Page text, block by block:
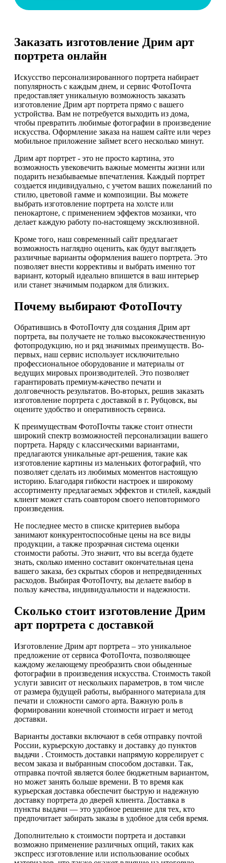
Заказать изготовление Дрим арт
портрета онлайн
Искусство персонализированного портрета набирает
популярность с каждым днем, и сервис ФотоПочта
предоставляет уникальную возможность заказать
изготовление Дрим арт портрета прямо с вашего
устройства. Вам не потребуется выходить из дома,
чтобы превратить любимые фотографии в произведение
искусства. Оформление заказа на нашем сайте или через
мобильное приложение займет всего несколько минут.
Дрим арт портрет - это не просто картина, это
возможность увековечить важные моменты жизни или
подарить незабываемые впечатления. Каждый портрет
создается индивидуально, с учетом ваших пожеланий по
стилю, цветовой гамме и композиции. Вы можете
выбрать изготовление портрета на холсте или
пенокартоне, с применением эффектов мозаики, что
делает каждую работу по-настоящему эксклюзивной.
Кроме того, наш современный сайт предлагает
возможность наглядно оценить, как будут выглядеть
различные варианты оформления вашего портрета. Это
позволяет внести коррективы и выбрать именно тот
вариант, который идеально впишется в ваш интерьер
или станет значимым подарком для близких.
Почему выбирают ФотоПочту
Обратившись в ФотоПочту для создания Дрим арт
портрета, вы получаете не только высококачественную
фотопродукцию, но и ряд значимых преимуществ. Во-
первых, наш сервис использует исключительно
профессиональное оборудование и материалы от
ведущих мировых производителей. Это позволяет
гарантировать премиум-качество печати и
долговечность результатов. Во-вторых, решив заказать
изготовление портрета с доставкой в г. Рубцовск, вы
оцените удобство и оперативность сервиса.
К преимуществам ФотоПочты также стоит отнести
широкий спектр возможностей персонализации вашего
портрета. Наряду с классическими вариантами,
предлагаются уникальные арт-решения, такие как
изготовление картины из маленьких фотографий, что
позволяет сделать из любимых моментов настоящую
историю. Благодаря гибкости настроек и широкому
ассортименту предлагаемых эффектов и стилей, каждый
клиент может стать соавтором своего неповторимого
произведения.
Не последнее место в списке критериев выбора
занимают конкурентоспособные цены на все виды
продукции, а также прозрачная система оценки
стоимости работы. Это значит, что вы всегда будете
знать, сколько именно составит окончательная цена
вашего заказа, без скрытых сборов и непредвиденных
расходов. Выбирая ФотоПочту, вы делаете выбор в
пользу качества, индивидуальности и надежности.
Сколько стоит изготовление Дрим
арт портрета с доставкой
Изготовление Дрим арт портрета – это уникальное
предложение от сервиса ФотоПочта, позволяющее
каждому желающему преобразить свои обыденные
фотографии в произведения искусства. Стоимость такой
услуги зависит от нескольких параметров, в том числе
от размера будущей работы, выбранного материала для
печати и сложности самого арта. Важную роль в
формировании конечной стоимости играет и метод
доставки.
Варианты доставки включают в себя отправку почтой
России, курьерскую доставку и доставку до пунктов
выдачи . Стоимость доставки напрямую коррелирует с
весом заказа и выбранным способом доставки. Так,
отправка почтой является более бюджетным вариантом,
но может занять больше времени. В то время как
курьерская доставка обеспечит быструю и надежную
доставку портрета до дверей клиента. Доставка в
пункты выдачи — это удобное решение для тех, кто
предпочитает забирать заказы в удобное для себя время.
Дополнительно к стоимости портрета и доставки
возможно применение различных опций, таких как
экспресс изготовление или использование особых